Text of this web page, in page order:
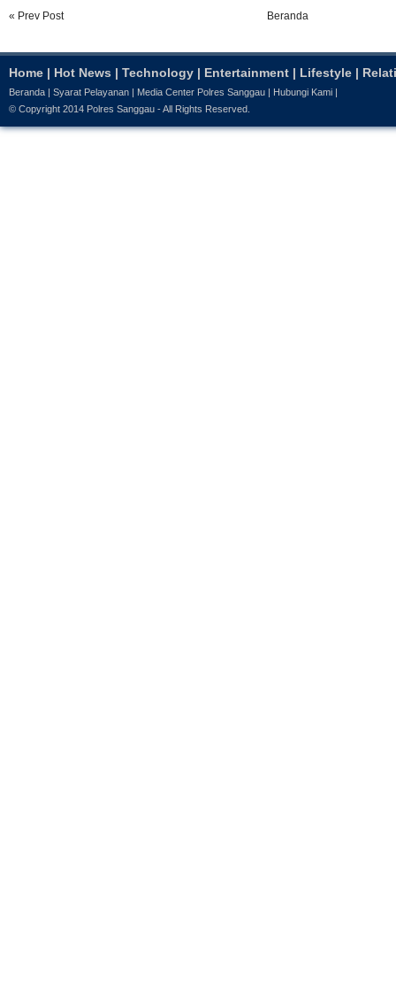
« Prev Post Beranda
Home | Hot News | Technology | Entertainment | Lifestyle |
Beranda Syarat Pelayanan Media Center Polres Sanggau Hubungi Kami
© Copyright 2014 Polres Sanggau - All Rights Reserved.